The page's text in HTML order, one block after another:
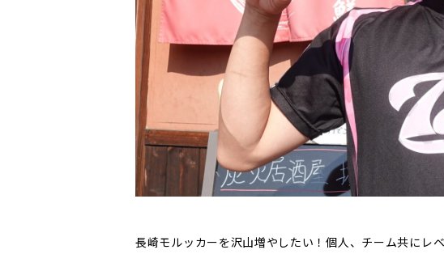
長崎モルッカーを沢山増やしたい！個人、チーム共にレ